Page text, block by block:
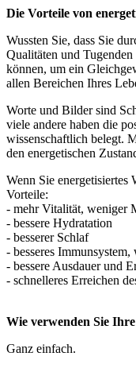
Die Vorteile von
Wussten Sie, dass Sie
Qualitäten und
können, um ein
allen Bereichen Ihres
Worte und Bilder sind
viele andere haben die
wissenschaftlich belegt.
den energetischen
Wenn Sie energetisiertes
Vorteile:
- mehr Vitalität, weniger
- bessere Hydratation
- besserer Schlaf
- besseres
- bessere Ausdauer und
- schnelleres Erreichen
Wie verwenden Sie
Ganz einfach.